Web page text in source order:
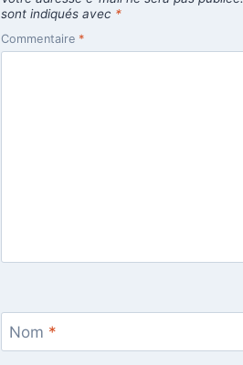
sont indiqués avec *
Commentaire *
Nom *